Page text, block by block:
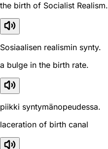
the birth of Socialist Realism.
Sosiaalisen realismin synty.
a bulge in the birth rate.
piikki syntymänopeudessa.
laceration of birth canal